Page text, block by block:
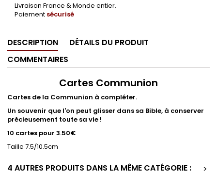
Livraison France & Monde entier.
Paiement sécurisé
DESCRIPTION
DÉTAILS DU PRODUIT
COMMENTAIRES
Cartes Communion
Cartes de la Communion à compléter.
Un souvenir que l'on peut glisser dans sa Bible, à conserver
précieusement toute sa vie !
10 cartes pour 3.50€
Taille 7.5/10.5cm
4 AUTRES PRODUITS DANS LA MÊME CATÉGORIE :
>